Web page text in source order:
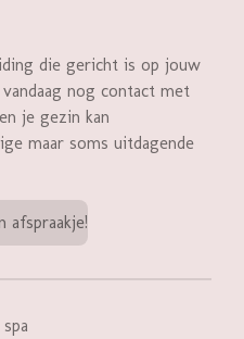
die gericht is op jouw
nog contact met
je gezin kan
maar soms uitdagende
afspraakje!